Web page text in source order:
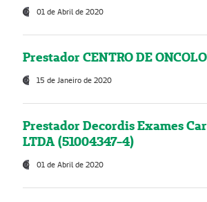
01 de Abril de 2020
Prestador CENTRO DE
15 de Janeiro de 2020
Prestador Decordis Exames
LTDA (51004347-4)
01 de Abril de 2020